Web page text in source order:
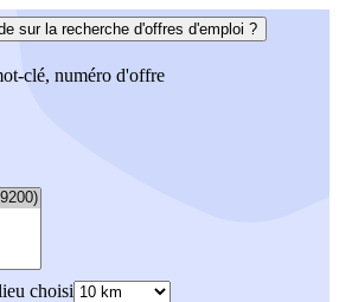
sur la recherche d'offres d'emploi ?
clé, numéro d'offre
choisi